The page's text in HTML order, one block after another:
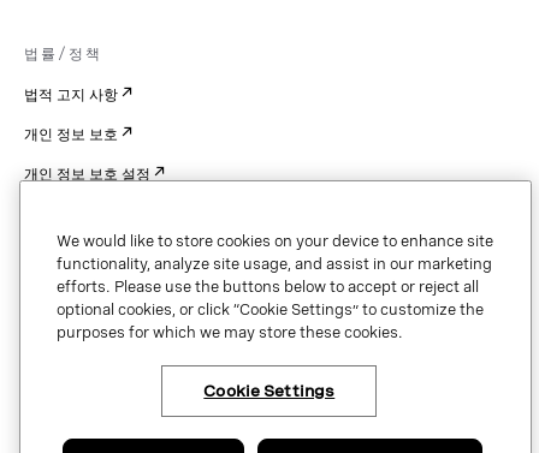
Copyright © 2026 Vonage. All rights reserved. VONAGE®, the V logo (
®),
법률/정책
법적 고지 사항
개인 정보 보호
개인 정보 보호 설정
저작권
보안 및 신뢰
We would like to store cookies on your device to enhance site
functionality, analyze site usage, and assist in our marketing
efforts. Please use the buttons below to accept or reject all
optional cookies, or click “Cookie Settings” to customize the
purposes for which we may store these cookies.
Cookie Settings